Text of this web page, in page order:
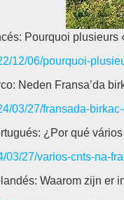
Pourquoi plusieurs
12/06/pourquoi-
Neden Fransa’da
03/27/fransada-
¿Por qué
03/27/varios-cnts-na-
Waarom zijn er